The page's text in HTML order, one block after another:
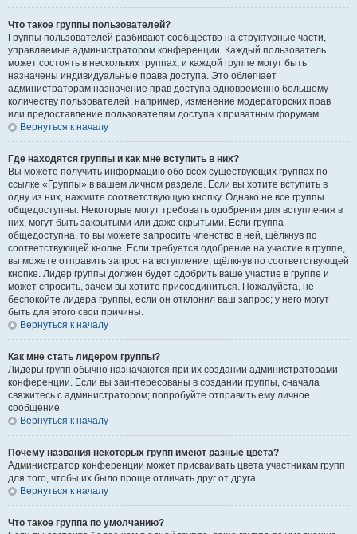
Что такое группы пользователей?
Группы пользователей разбивают сообщество на структурные части,
управляемые администратором конференции. Каждый пользователь
может состоять в нескольких группах, и каждой группе могут быть
назначены индивидуальные права доступа. Это облегчает
администраторам назначение прав доступа одновременно большому
количеству пользователей, например, изменение модераторских прав
или предоставление пользователям доступа к приватным форумам.
Вернуться к началу
Где находятся группы и как мне вступить в них?
Вы можете получить информацию обо всех существующих группах по
ссылке «Группы» в вашем личном разделе. Если вы хотите вступить в
одну из них, нажмите соответствующую кнопку. Однако не все группы
общедоступны. Некоторые могут требовать одобрения для вступления в
них, могут быть закрытыми или даже скрытыми. Если группа
общедоступна, то вы можете запросить членство в ней, щёлкнув по
соответствующей кнопке. Если требуется одобрение на участие в группе,
вы можете отправить запрос на вступление, щёлкнув по соответствующей
кнопке. Лидер группы должен будет одобрить ваше участие в группе и
может спросить, зачем вы хотите присоединиться. Пожалуйста, не
беспокойте лидера группы, если он отклонил ваш запрос; у него могут
быть для этого свои причины.
Вернуться к началу
Как мне стать лидером группы?
Лидеры групп обычно назначаются при их создании администраторами
конференции. Если вы заинтересованы в создании группы, сначала
свяжитесь с администратором; попробуйте отправить ему личное
сообщение.
Вернуться к началу
Почему названия некоторых групп имеют разные цвета?
Администратор конференции может присваивать цвета участникам групп
для того, чтобы их было проще отличать друг от друга.
Вернуться к началу
Что такое группа по умолчанию?